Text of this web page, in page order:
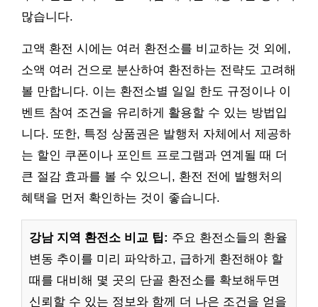
많습니다.
고액 환전 시에는 여러 환전소를 비교하는 것 외에,
소액 여러 건으로 분산하여 환전하는 전략도 고려해
볼 만합니다. 이는 환전소별 일일 한도 규정이나 이
벤트 참여 조건을 유리하게 활용할 수 있는 방법입
니다. 또한, 특정 상품권은 발행처 자체에서 제공하
는 할인 쿠폰이나 포인트 프로그램과 연계될 때 더
큰 절감 효과를 볼 수 있으니, 환전 전에 발행처의
혜택을 먼저 확인하는 것이 좋습니다.
강남 지역 환전소 비교 팁: 주요 환전소들의 환율
변동 추이를 미리 파악하고, 급하게 환전해야 할
때를 대비해 몇 곳의 단골 환전소를 확보해두면
신뢰할 수 있는 정보와 함께 더 나은 조건을 얻을